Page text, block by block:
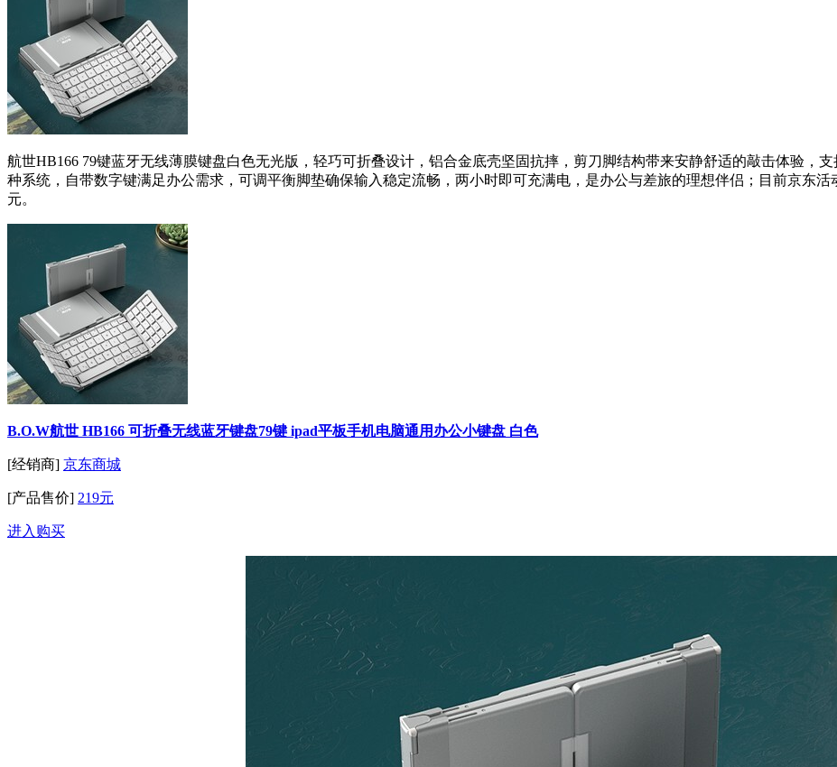
航世HB166 79键蓝牙无线薄膜键盘白色无光版，轻巧可折叠设计，铝合金底壳坚固抗摔，剪刀脚结构带来安静舒适的敲击体验，支
种系统，自带数字键满足办公需求，可调平衡脚垫确保输入稳定流畅，两小时即可充满电，是办公与差旅的理想伴侣；目前京东活
元。
B.O.W航世 HB166 可折叠无线蓝牙键盘79键 ipad平板手机电脑通用办公小键盘 白色
[经销商] 京东商城
[产品售价] 219元
进入购买